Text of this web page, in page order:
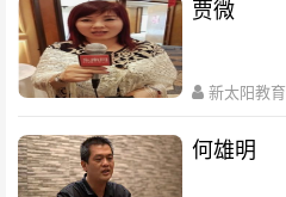
贾微
新太阳教育
何雄明